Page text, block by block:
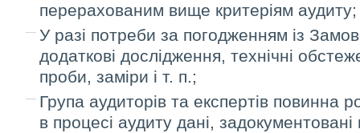
перерахованим вище критеріям аудиту;
У разі потреби за погодженням із
додаткові дослідження, технічні
проби, заміри і т. п.;
Група аудиторів та експертів повинна
в процесі аудиту дані,